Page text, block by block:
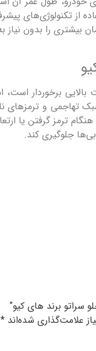
از تکنولوژی‌های
زمان بیشتری را
بالایی برخوردار
ترمز گرفتن یا
جلوگیری کند.
سراتو برند های کیو”
علامت‌گذاری شده‌اند *